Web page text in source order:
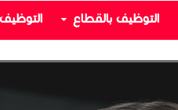
التوظيف بالقطاع